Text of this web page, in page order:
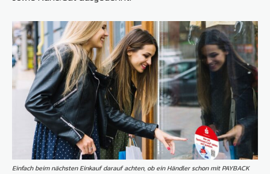
Einfach beim nächsten Einkauf darauf achten, ob ein Händler schon mit PAYBACK